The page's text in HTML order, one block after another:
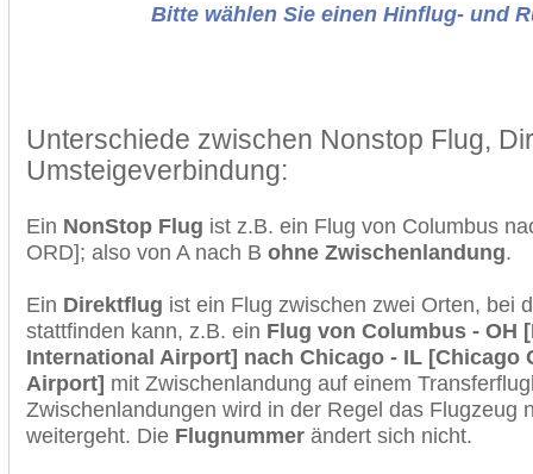
Bitte wählen Sie einen Hinflug- und
Unterschiede zwischen Nonstop Flug,
Umsteigeverbindung:
Ein NonStop Flug ist z.B. ein Flug von Columbus
ORD]; also von A nach B ohne Zwischenlandung.
Ein Direktflug ist ein Flug zwischen zwei Orten, bei
stattfinden kann, z.B. ein Flug von Columbus - OH
International Airport] nach Chicago - IL [Chicago
Airport] mit Zwischenlandung auf einem
Zwischenlandungen wird in der Regel das Flugzeug
weitergeht. Die Flugnummer ändert sich nicht.